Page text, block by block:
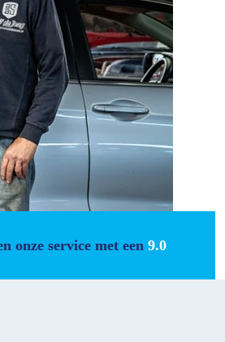
onze service met een 9.0